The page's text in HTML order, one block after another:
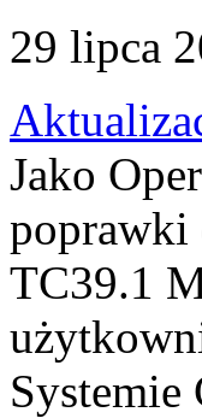
29 lipca
Jako
poprawki
TC39.1